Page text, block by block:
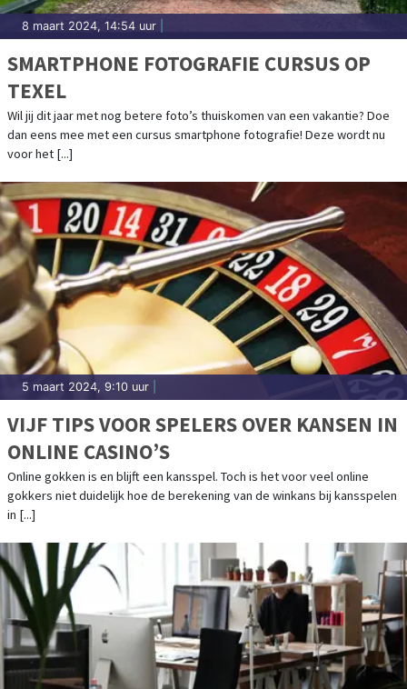
8 maart 2024, 14:54 uur
SMARTPHONE FOTOGRAFIE CURSUS OP
TEXEL
Wil jij dit jaar met nog betere foto’s thuiskomen van een vakantie? Doe
dan eens mee met een cursus smartphone fotografie! Deze wordt nu
voor het [...]
5 maart 2024, 9:10 uur
VIJF TIPS VOOR SPELERS OVER KANSEN IN
ONLINE CASINO’S
Online gokken is en blijft een kansspel. Toch is het voor veel online
gokkers niet duidelijk hoe de berekening van de winkans bij kansspelen
in [...]